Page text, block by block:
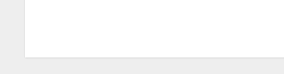
l’article